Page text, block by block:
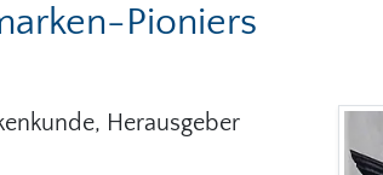
Pioniers
Herausgeber